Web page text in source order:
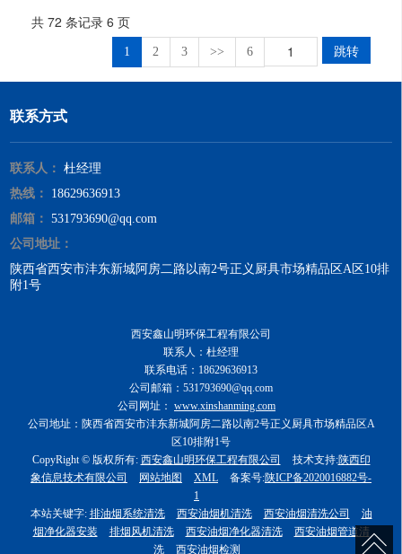
改装修，部件快速拆
卸，日常维护简单，
大幅降低门店改造与
运维成本。
后厨全天候高负荷运
转，节能静音运行。
市容管控，兼顾油烟
净化与环境整洁。
共 72 条记录 6 页
1 2 3 >> 6 跳转
联系方式
联系人：
杜经理
热线：
18629636913
邮箱：
531793690@qq.com
公司地址：
陕西省西安市沣东新城阿房二路以南2号正义厨具市场精品区A区10排
附1号
西安鑫山明环保工程有限公司
联系人：杜经理
联系电话：18629636913
公司邮箱：531793690@qq.com
公司网址： www.xinshanming.com
公司地址：陕西省西安市沣东新城阿房二路以南2号正义厨具市场精品区A
区10排附1号
CopyRight © 版权所有: 西安鑫山明环保工程有限公司 技术支持:陕西印
象信息技术有限公司
网站地图 XML 备案号:陕ICP备2020016882号-
1
本站关键字: 排油烟系统清洗 西安油烟机清洗 西安油烟清洗公司
油
烟净化器安装
排烟风机清洗 西安油烟净化器清洗
西安油烟管道清
洗
西安油烟检测